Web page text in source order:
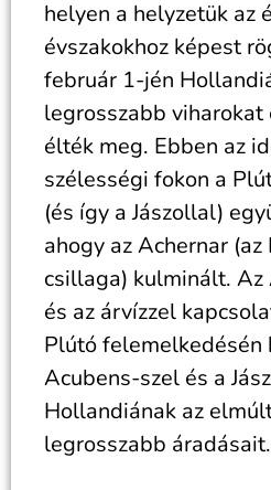
helyen a helyzetük az
évszakokhoz képest
február 1-jén
legrosszabb viharokat
élték meg. Ebben az
szélességi fokon a
(és így a Jászollal)
ahogy az Achernar
csillaga) kulminált. Az
és az árvízzel
Plútó felemelkedésén
Acubens-szel és a
Hollandiának az
legrosszabb áradásait.